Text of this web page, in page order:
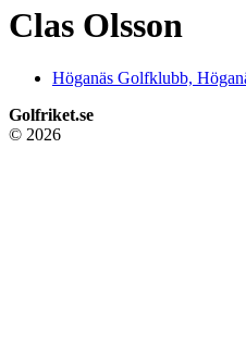
Clas Olsson
Höganäs Golfklubb,
Golfriket.se
© 2026